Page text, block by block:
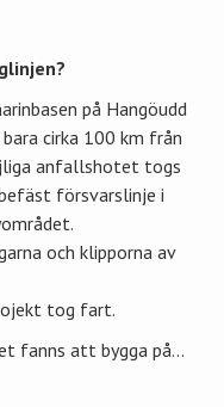
på Hangöudd
cirka 100 km från
anfallshotet togs
försvarslinje i
och klipporna av
tog fart.
fanns att bygga på...